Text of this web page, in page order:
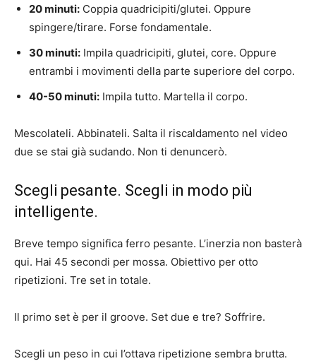
20 minuti: Coppia quadricipiti/glutei. Oppure
spingere/tirare. Forse fondamentale.
30 minuti: Impila quadricipiti, glutei, core. Oppure
entrambi i movimenti della parte superiore del corpo.
40-50 minuti: Impila tutto. Martella il corpo.
Mescolateli. Abbinateli. Salta il riscaldamento nel video
due se stai già sudando. Non ti denuncerò.
Scegli pesante. Scegli in modo più
intelligente.
Breve tempo significa ferro pesante. L’inerzia non basterà
qui. Hai 45 secondi per mossa. Obiettivo per otto
ripetizioni. Tre set in totale.
Il primo set è per il groove. Set due e tre? Soffrire.
Scegli un peso in cui l’ottava ripetizione sembra brutta.